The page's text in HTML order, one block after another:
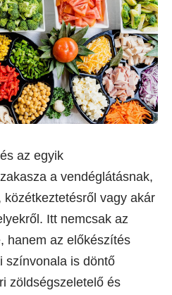
az egyik
a vendéglátásnak,
közétkeztetésről vagy akár
Itt nemcsak az
hanem az előkészítés
színvonala is döntő
zöldségszeletelő és